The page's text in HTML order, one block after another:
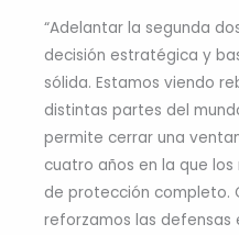
“Adelantar la segunda
decisión estratégica y
sólida. Estamos viendo
distintas partes del
permite cerrar una
cuatro años en la que
de protección completo.
reforzamos las defensas